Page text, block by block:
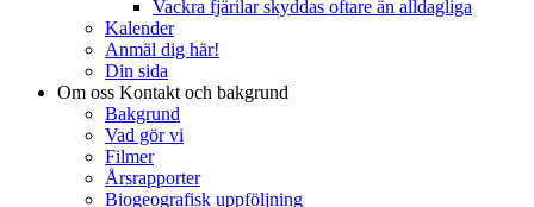
Vackra fjärilar skyddas oftare än alldagliga
Kalender
Anmäl dig här!
Din sida
Om oss Kontakt och bakgrund
Bakgrund
Vad gör vi
Filmer
Årsrapporter
Biogeografisk uppföljning